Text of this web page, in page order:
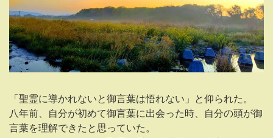
「聖霊に導かれないと御言葉は悟れない」と仰られた。
八年前、自分が初めて御言葉に出会った時、自分の頭が御
言葉を理解できたと思っていた。